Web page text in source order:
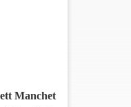
Manchet